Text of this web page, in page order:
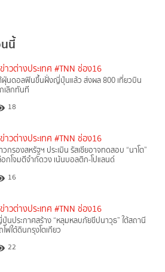
นี้
าวต่างประเทศ #TNN ช่อง16
ฝุ่นดอลฟินขึ้นฝั่งญี่ปุ่นแล้ว ส่งผล 800 เที่ยวบิน
เลิกทันที
18
าวต่างประเทศ #TNN ช่อง16
วกรองสหรัฐฯ ประเมิน รัสเซียอาจทดสอบ “นาโต”
อกโจมตีจำกัดวง เน้นบอลติก-โปแลนด์
16
าวต่างประเทศ #TNN ช่อง16
นประกาศสร้าง “หลุมหลบภัยขีปนาวุธ” ใต้สถานี
ไฟใต้ดินกรุงโตเกียว
22